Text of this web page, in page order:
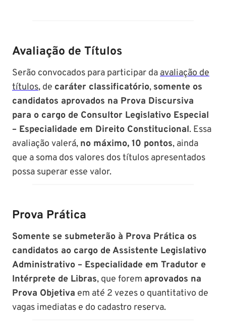
Avaliação de Títulos
Serão convocados para participar daavaliação de
títulos, de caráter classificatório, somente os
candidatos aprovados na Prova Discursiva
para o cargo de Consultor Legislativo Especial
– Especialidade em Direito Constitucional. Essa
avaliação valerá, no máximo, 10 pontos, ainda
que a soma dos valores dos títulos apresentados
possa superar esse valor.
Prova Prática
Somente se submeterão à Prova Prática os
candidatos ao cargo de Assistente Legislativo
Administrativo – Especialidade em Tradutor e
Intérprete de Libras, que forem aprovados na
Prova Objetiva em até 2 vezes o quantitativo de
vagas imediatas e do cadastro reserva.